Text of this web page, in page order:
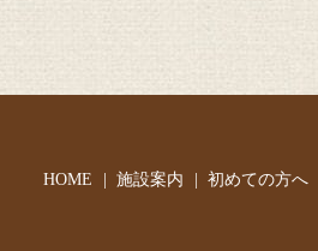
HOME 施設案内 初めての方へ